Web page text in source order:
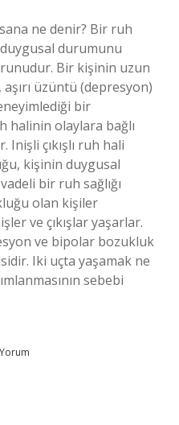
ne denir? Bir ruh
durumunu
Bir kişinin uzun
üzüntü (depresyon)
bir
olaylara bağlı
çıkışlı ruh hali
kişinin duygusal
bir ruh sağlığı
olan kişiler
ve çıkışlar yaşarlar.
ve bipolar bozukluk
Iki uçta yaşamak ne
sebebi